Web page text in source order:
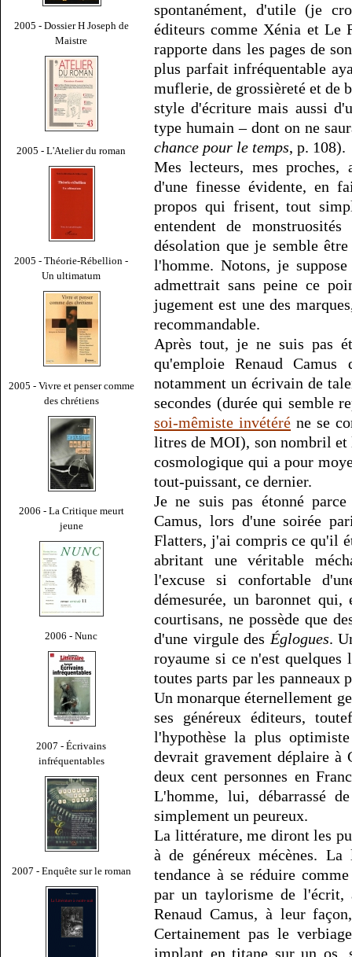
2005 - Dossier H Joseph de
Maistre
2005 - L'Atelier du roman
2005 - Théorie-Rébellion -
Un ultimatum
2005 - Vivre et penser comme
des chrétiens
2006 - La Critique meurt
jeune
2006 - Nunc
2007 - Écrivains
infréquentables
2007 - Enquête sur le roman
spontanément, d'utile (je
éditeurs comme Xénia et Le
rapporte dans les pages de
plus parfait infréquentable
muflerie, de grossièreté et de
style d'écriture mais aussi
type humain – dont on ne
chance pour le temps, p. 108).
Mes lecteurs, mes proches,
d'une finesse évidente, en
propos qui frisent, tout
entendent de
désolation que je semble
l'homme. Notons, je
admettrait sans peine ce
jugement est une des
recommandable.
Après tout, je ne suis pas
qu'emploie Renaud Camus
notamment un écrivain de
secondes (durée qui semble
soi-mêmiste invétéré ne se
litres de MOI), son nombril et
cosmologique qui a pour
tout-puissant, ce dernier.
Je ne suis pas étonné
Camus, lors d'une soirée
Flatters, j'ai compris ce qu'il
abritant une véritable
l'excuse si confortable
démesurée, un baronnet
courtisans, ne possède que
d'une virgule des Églogues.
royaume si ce n'est quelques
toutes parts par les
Un monarque éternellement
ses généreux éditeurs,
l'hypothèse la plus
devrait gravement déplaire à
deux cent personnes en
L'homme, lui, débarrassé
simplement un peureux.
La littérature, me diront les
à de généreux mécènes.
tendance à se réduire
par un taylorisme de l'écrit,
Renaud Camus, à leur
Certainement pas le
implant en titane sur un os,